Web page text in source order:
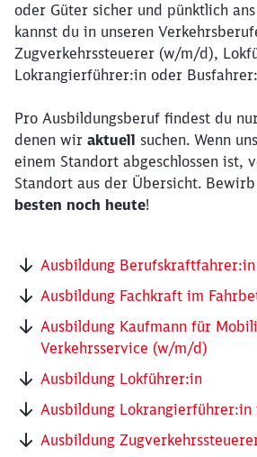
oder Güter sicher und pünktlich
kannst du in unseren
Zugverkehrssteuerer (w/m/d),
Lokrangierführer:in oder
Pro Ausbildungsberuf findest du
denen wir aktuell suchen. Wenn
einem Standort abgeschlossen ist,
Standort aus der Übersicht.
besten noch heute!
Ausbildung Berufskraftfahrer:in
Ausbildung Fachkraft im
Ausbildung Kaufmann für
Verkehrsservice (w/m/d)
Ausbildung Lokführer:in
Ausbildung
Ausbildung